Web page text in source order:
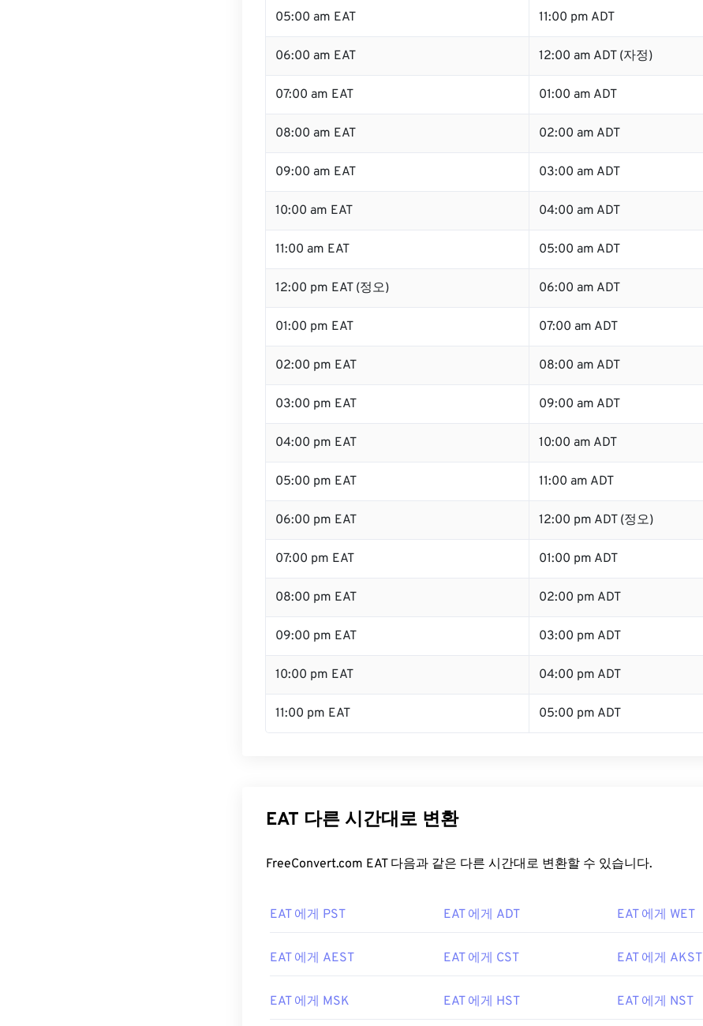
05:00 am EAT 11:00 pm ADT
06:00 am EAT 12:00 am ADT (자정)
07:00 am EAT 01:00 am ADT
08:00 am EAT 02:00 am ADT
09:00 am EAT 03:00 am ADT
10:00 am EAT 04:00 am ADT
11:00 am EAT 05:00 am ADT
12:00 pm EAT (정오) 06:00 am ADT
01:00 pm EAT 07:00 am ADT
02:00 pm EAT 08:00 am ADT
03:00 pm EAT 09:00 am ADT
04:00 pm EAT 10:00 am ADT
05:00 pm EAT 11:00 am ADT
06:00 pm EAT 12:00 pm ADT (정오)
07:00 pm EAT 01:00 pm ADT
08:00 pm EAT 02:00 pm ADT
09:00 pm EAT 03:00 pm ADT
10:00 pm EAT 04:00 pm ADT
11:00 pm EAT 05:00 pm ADT
EAT 다른 시간대로 변환
FreeConvert.com EAT 다음과 같은 다른 시간대로 변환할 수 있습니다.
EAT 에게 PST EAT 에게 ADT EAT 에게 WET
EAT 에게 AEST EAT 에게 CST EAT 에게 AKST
EAT 에게 MSK EAT 에게 HST EAT 에게 NST